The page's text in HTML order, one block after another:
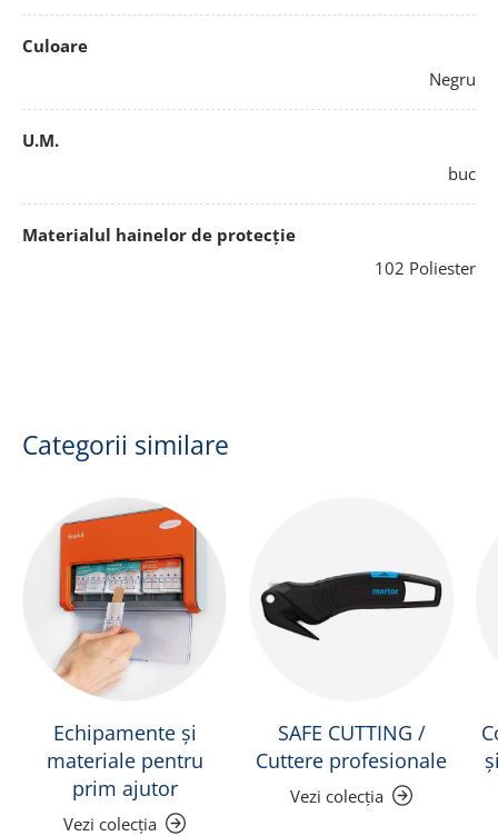
Culoare
Negru
U.M.
buc
Materialul hainelor de protecție
102 Poliester
Categorii similare
Echipamente și
materiale pentru
prim ajutor
Vezi colecția
SAFE CUTTING /
Cuttere profesionale
Vezi colecția